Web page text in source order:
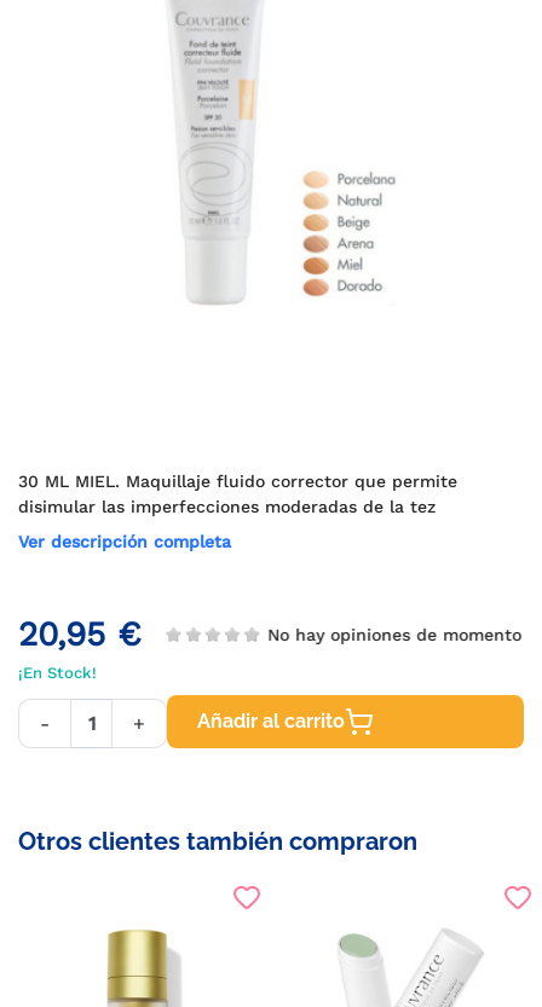
30 ML MIEL. Maquillaje fluido corrector que permite
disimular las imperfecciones moderadas de la tez
Ver descripción completa
20,95 € No hay opiniones de momento
¡En Stock!
- + Añadir al carrito
Otros clientes también compraron